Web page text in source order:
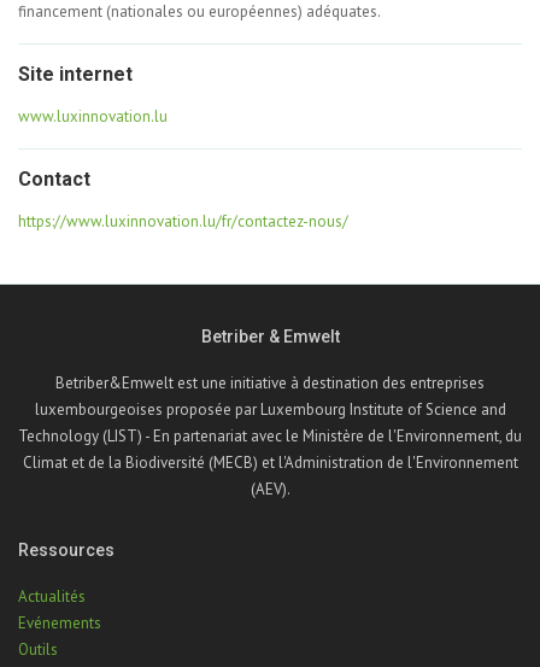
financement (nationales ou européennes) adéquates.
Site internet
www.luxinnovation.lu
Contact
https://www.luxinnovation.lu/fr/contactez-nous/
Betriber & Emwelt
Betriber&Emwelt est une initiative à destination des entreprises
luxembourgeoises proposée par Luxembourg Institute of Science and
Technology (LIST) - En partenariat avec le Ministère de l'Environnement, du
Climat et de la Biodiversité (MECB) et l'Administration de l'Environnement
(AEV).
Ressources
Actualités
Evénements
Outils